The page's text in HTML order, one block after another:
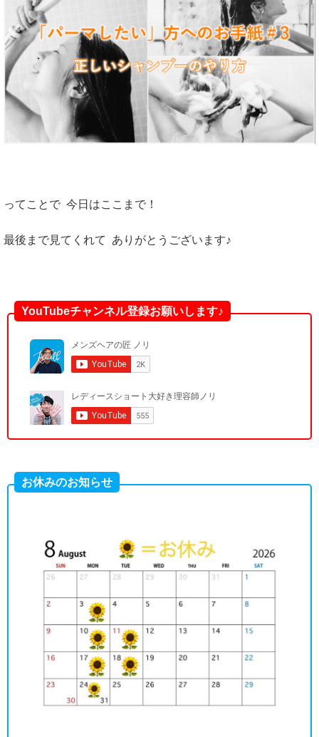
ってことで 今日はここまで！
最後まで見てくれて ありがとうございます♪
YouTubeチャンネル登録お願いします♪
お休みのお知らせ